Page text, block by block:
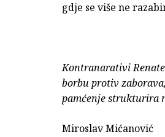
gdje se više ne
Kontranarativi
borbu protiv
pamćenje strukturira
Miroslav Mićanović